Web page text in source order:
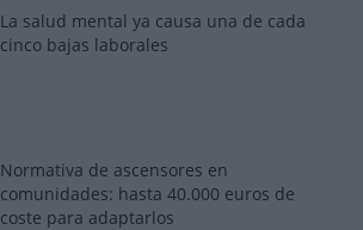
La salud mental ya causa una de cada
cinco bajas laborales
Normativa de ascensores en
comunidades: hasta 40.000 euros de
coste para adaptarlos